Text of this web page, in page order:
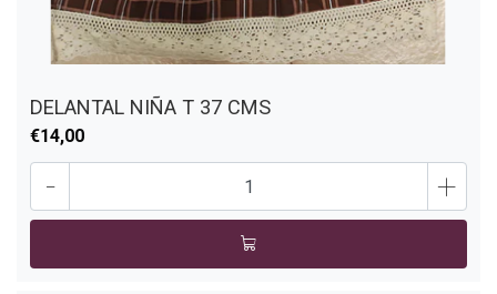
DELANTAL NIÑA T 37 CMS
€14,00
- +